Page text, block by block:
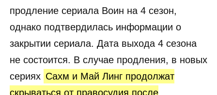
продление сериала Воин на 4 сезон,
однако подтвердилась информации о
закрытии сериала. Дата выхода 4 сезона
не состоится. В случае продления, в новых
сериях Сахм и Май Линг продолжат
скрываться от правосудия после